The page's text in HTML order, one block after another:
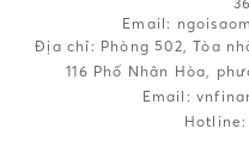
Email:
Địa chỉ: Phòng 502, Tòa
116 Phố Nhân Hòa,
Email:
Hotline: